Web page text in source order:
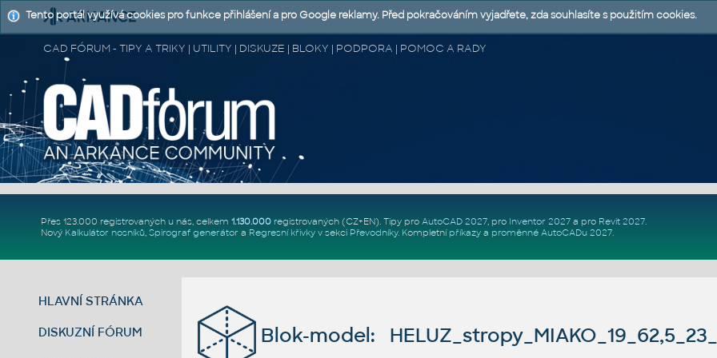
CAD FÓRUM - TIPY A TRIKY | UTILITY | DISKUZE | BLOKY | PODPORA | POMOC A RADY
Přes 123.000 registrovaných u nás, celkem 1.130.000registrovaných (CZ+EN). Tipy pro AutoCAD 2027, pro Inventor 2027a pro Revit 2027.
Nový Kalkulátor nosníků, Spirograf generátor a Regresní křivkyv sekci Převodníky. Kompletní příkazya proměnné AutoCADu 2027.
HLAVNÍ STRÁNKA
DISKUZNÍ FÓRUM Blok-model:
Tento portál využívá cookies pro funkce přihlášení a pro Google reklamy. Před pokračováním vyjadřete, zda souhlasíte s použitím cookies.